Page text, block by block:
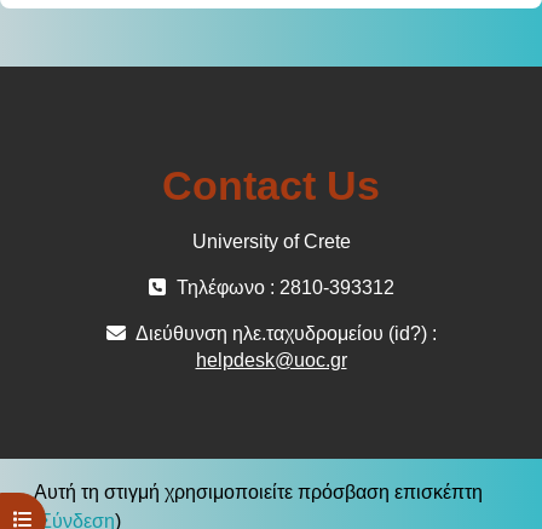
Άνοιγμα ευρετηρίου μαθήματος
Contact Us
University of Crete
Τηλέφωνο : 2810-393312
Διεύθυνση ηλε.ταχυδρομείου (id?) :
helpdesk@uoc.gr
Αυτή τη στιγμή χρησιμοποιείτε πρόσβαση επισκέπτη
Σύνδεση)